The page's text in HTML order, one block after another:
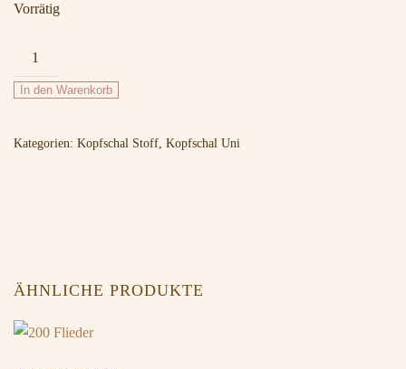
Vorrätig
Uni
Schal
39
Menge
In den Warenkorb
Kategorien: Kopfschal Stoff, Kopfschal Uni
ÄHNLICHE PRODUKTE